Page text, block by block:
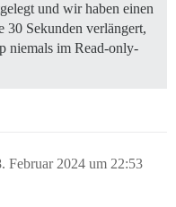
und wir haben einen
30 Sekunden verlängert,
niemals im Read-only-
Februar 2024 um 22:53